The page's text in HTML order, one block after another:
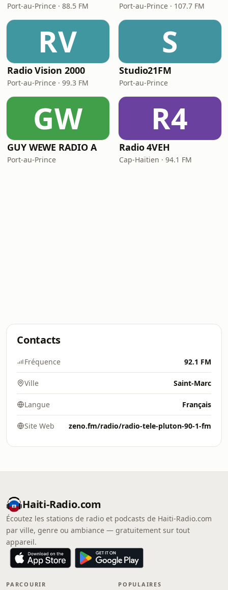
Port-au-Prince · 88.5 FM Port-au-Prince · 107.7 FM
RV
Radio Vision 2000
Port-au-Prince · 99.3 FM
S
Studio21FM
Port-au-Prince
GW
GUY WEWE RADIO A
Port-au-Prince
R4
Radio 4VEH
Cap-Haïtien · 94.1 FM
Contacts
Fréquence 92.1 FM
Ville Saint-Marc
Langue Français
Site Web zeno.fm/radio/radio-tele-pluton-90-1-fm
Haiti-Radio.com
Écoutez les stations de radio et podcasts de Haiti-Radio.com
par ville, genre ou ambiance — gratuitement sur tout
appareil.
PARCOURIR POPULAIRES